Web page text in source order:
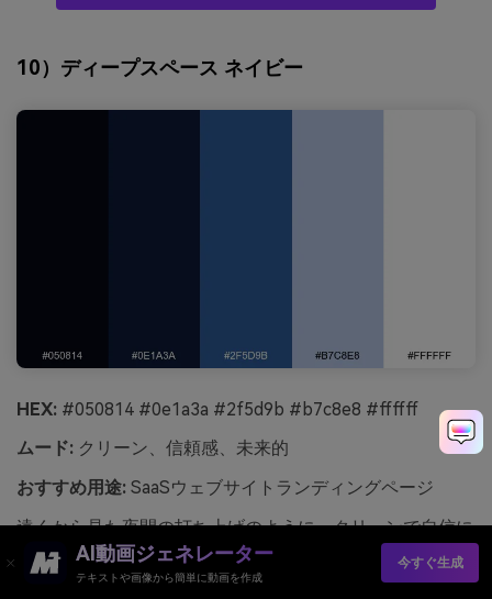
10）ディープスペース ネイビー
HEX: #050814 #0e1a3a #2f5d9b #b7c8e8 #ffffff
ムード: クリーン、信頼感、未来的
おすすめ用途: SaaSウェブサイトランディングページ
遠くから見た夜間の打ち上げのように、クリーンで自信に
満ちています。ネイビーからブルーの階調は、各セクショ
ンやボタン、リンクに未来的なヒエラルキーを構築しま
AI動画ジェネレーター
テキストや画像から簡単に動画を作成
今すぐ生成